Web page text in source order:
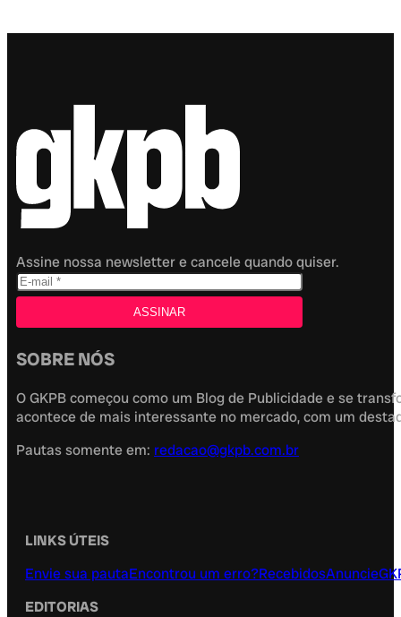
Assine nossa newsletter e cancele quando quiser.
SOBRE NÓS
O GKPB começou como um Blog de Publicidade e se
acontece de mais interessante no mercado, com um
Pautas somente em: redacao@gkpb.com.br
LINKS ÚTEIS
Envie sua pautaEncontrou um erro?RecebidosAnuncie
EDITORIAS